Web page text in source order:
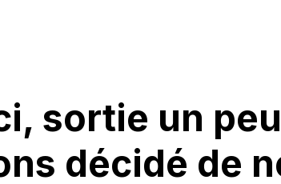
sortie un
décidé de